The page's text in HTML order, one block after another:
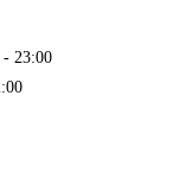
23:00